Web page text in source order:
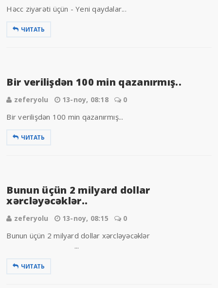
Həcc ziyarəti üçün - Yeni qaydalar...
ЧИТАТЬ
Bir verilişdən 100 min qazanırmış..
zeferyolu 13-noy, 08:18 0
Bir verilişdən 100 min qazanırmış...
ЧИТАТЬ
Bunun üçün 2 milyard dollar
xərcləyəcəklər..
zeferyolu 13-noy, 08:15 0
Bunun üçün 2 milyard dollar xərcləyəcəklər
...
ЧИТАТЬ